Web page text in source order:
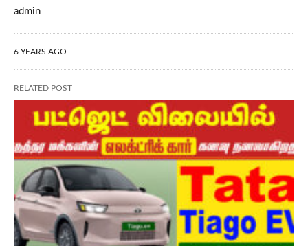
admin
6 YEARS AGO
RELATED POST